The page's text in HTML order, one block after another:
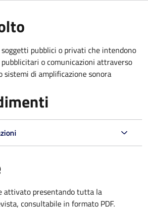
pubblici o privati che intendono
o comunicazioni attraverso
sistemi di amplificazione sonora
attivato presentando tutta la
consultabile in formato PDF.